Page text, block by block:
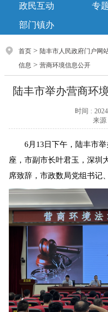
政民互动
专
部门镇办
首页> 陆丰市人民政府门户网
信息 > 营商环境信息公开
陆丰市举办营商环
时间 :
来源
6月13日下午，陆丰市举
座，市副市长叶君玉，深圳
席致辞，市政数局党组书记